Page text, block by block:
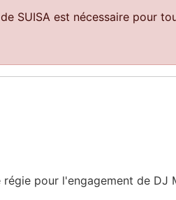
SUISA est nécessaire pour
pour l'engagement de DJ